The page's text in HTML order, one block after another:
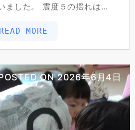
ました。 震度５の揺れは…
READ MORE
ON2026年6月4日